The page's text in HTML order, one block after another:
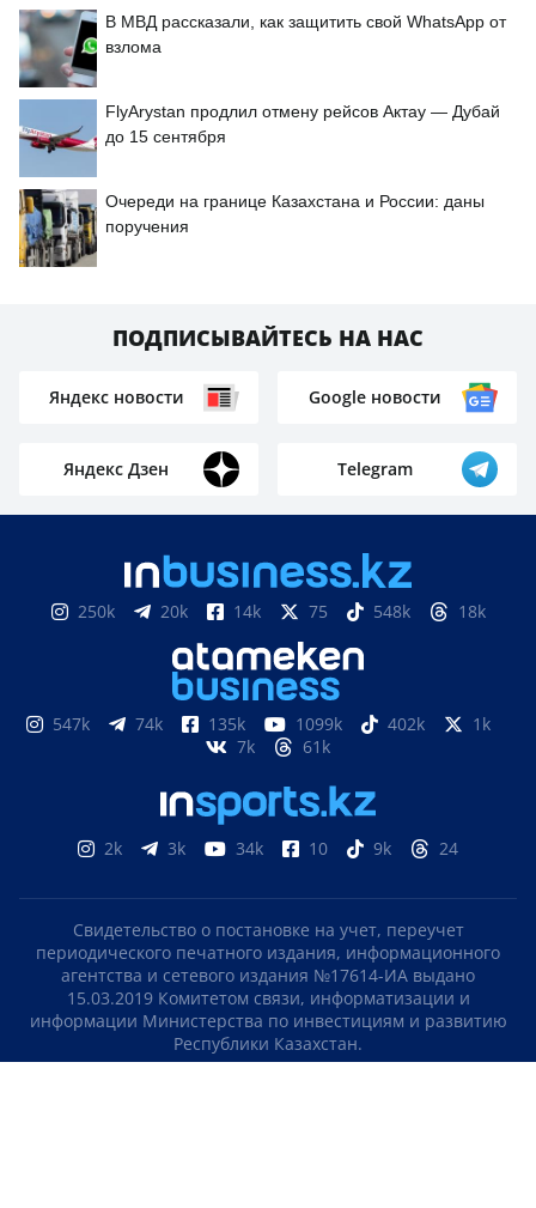
В МВД рассказали, как защитить свой WhatsApp от
взлома
FlyArystan продлил отмену рейсов Актау — Дубай
до 15 сентября
Очереди на границе Казахстана и России: даны
поручения
ПОДПИСЫВАЙТЕСЬ НА НАС
Яндекс новости Google новости
Яндекс Дзен Telegram
250k 20k 14k 75 548k 18k
547k 74k 135k 1099k 402k
1k
7k
61k
2k 3k 34k 10 9k 24
Свидетельство о постановке на учет, переучет
периодического печатного издания, информационного
агентства и сетевого издания №17614-ИА выдано
15.03.2019 Комитетом связи, информатизации и
информации Министерства по инвестициям и развитию
Республики Казахстан.